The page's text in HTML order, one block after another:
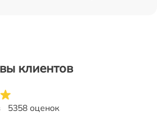
клиентов
5358 оценок